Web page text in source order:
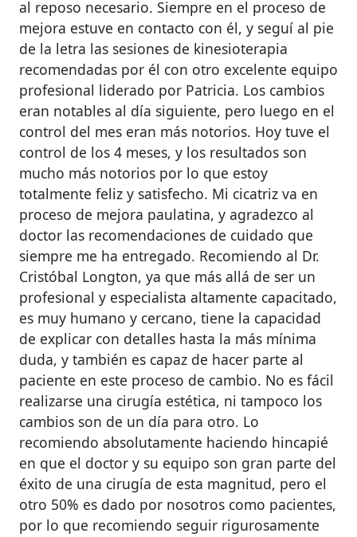
al reposo necesario. Siempre en el proceso de
mejora estuve en contacto con él, y seguí al pie
de la letra las sesiones de kinesioterapia
recomendadas por él con otro excelente equipo
profesional liderado por Patricia. Los cambios
eran notables al día siguiente, pero luego en el
control del mes eran más notorios. Hoy tuve el
control de los 4 meses, y los resultados son
mucho más notorios por lo que estoy
totalmente feliz y satisfecho. Mi cicatriz va en
proceso de mejora paulatina, y agradezco al
doctor las recomendaciones de cuidado que
siempre me ha entregado. Recomiendo al Dr.
Cristóbal Longton, ya que más allá de ser un
profesional y especialista altamente capacitado,
es muy humano y cercano, tiene la capacidad
de explicar con detalles hasta la más mínima
duda, y también es capaz de hacer parte al
paciente en este proceso de cambio. No es fácil
realizarse una cirugía estética, ni tampoco los
cambios son de un día para otro. Lo
recomiendo absolutamente haciendo hincapié
en que el doctor y su equipo son gran parte del
éxito de una cirugía de esta magnitud, pero el
otro 50% es dado por nosotros como pacientes,
por lo que recomiendo seguir rigurosamente